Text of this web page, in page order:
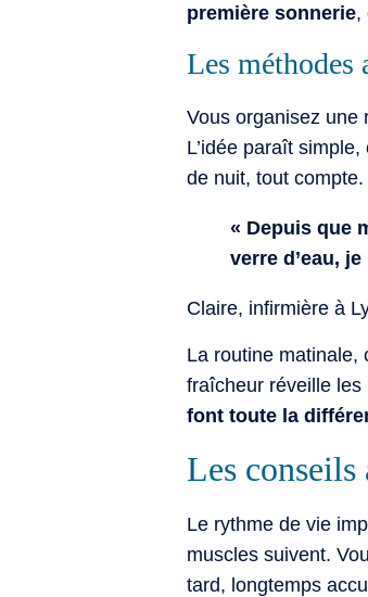
première sonnerie,
Les
Vous organisez une
L’idée paraît
de nuit, tout
« Depuis que
verre d’eau,
Claire, infirmière à
La routine matinale,
fraîcheur réveille les
font toute la
Les
Le rythme de vie
muscles suivent.
tard, longtemps